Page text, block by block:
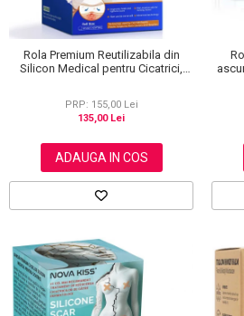
Rola Premium Reutilizabila din
Silicon Medical pentru Cicatrici,
PRP: 155,00 Lei
135,00 Lei
ADAUGA IN COS